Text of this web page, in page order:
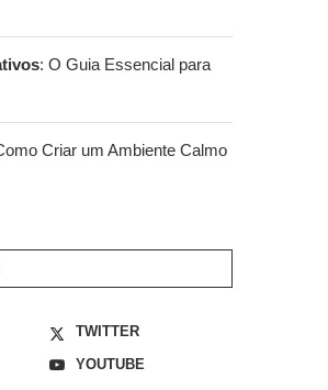
: O Guia Essencial para
Criar um Ambiente Calmo
TWITTER
YOUTUBE